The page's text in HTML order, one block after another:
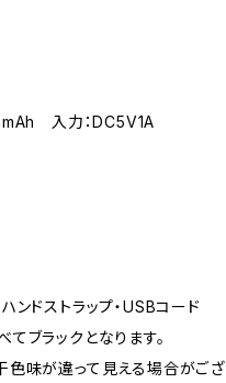
入力：DC5V1A
ンドストラップ・USBコード
ブラックとなります。
色味が違って見える場合がござ